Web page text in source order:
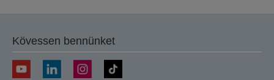
Kövessen bennünket